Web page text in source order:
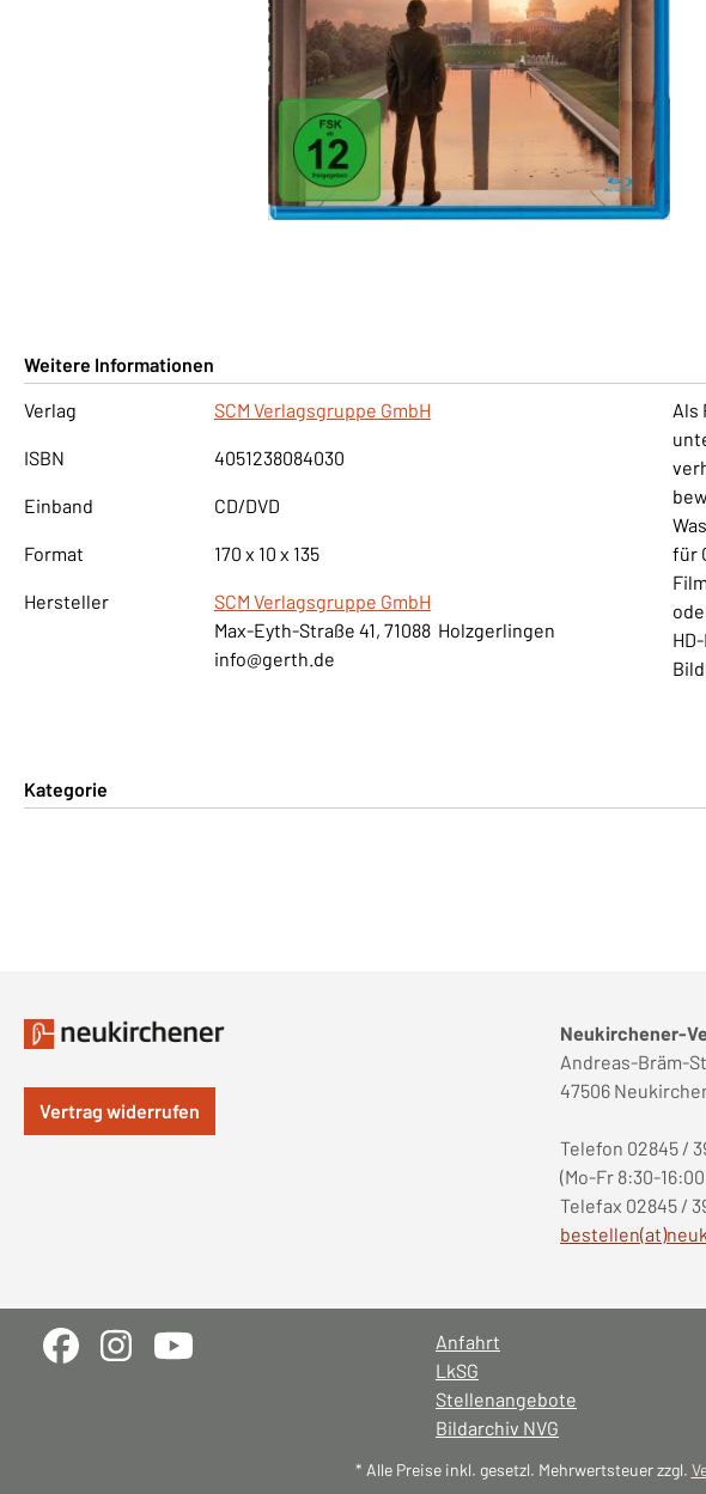
Weitere Informationen
Verlag
SCM Verlagsgruppe GmbH
ISBN 4051238084030
Einband CD/DVD
Format 170 x 10 x 135
Hersteller
SCM Verlagsgruppe GmbH
Max-Eyth-Straße 41, 71088 Holzgerlingen
info@gerth.de
Als
für
Kategorie
Vertrag widerrufen
Neukirchener-
Andreas-Bräm-
47506
Telefon 02845 /
(Mo-Fr 8:30-
Telefax 02845 /
Anfahrt
LkSG
Stellenangebote
Bildarchiv NVG
* Alle Preise inkl. gesetzl. Mehrwertsteuer zzgl.